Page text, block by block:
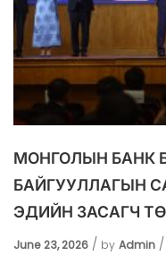
МОНГОЛЫН БАНК
БАЙГУУЛЛАГЫН
ЭДИЙН ЗАСАГЧ
June 23, 2026 by Admin